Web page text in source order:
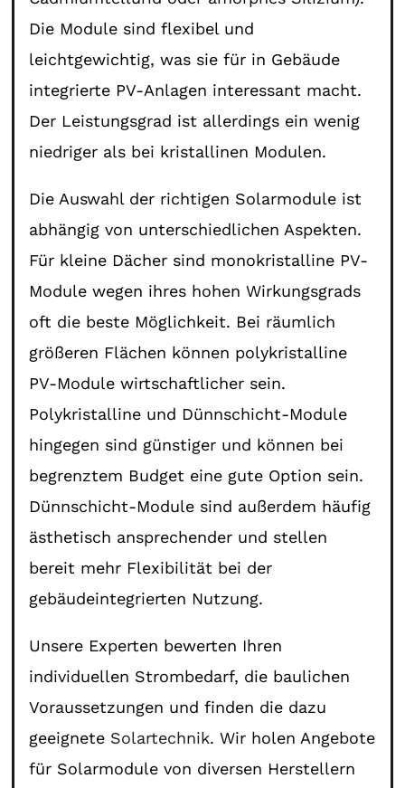
Die Module sind flexibel und
leichtgewichtig, was sie für in Gebäude
integrierte PV-Anlagen interessant macht.
Der Leistungsgrad ist allerdings ein wenig
niedriger als bei kristallinen Modulen.
Die Auswahl der richtigen Solarmodule ist
abhängig von unterschiedlichen Aspekten.
Für kleine Dächer sind monokristalline PV-
Module wegen ihres hohen Wirkungsgrads
oft die beste Möglichkeit. Bei räumlich
größeren Flächen können polykristalline
PV-Module wirtschaftlicher sein.
Polykristalline und Dünnschicht-Module
hingegen sind günstiger und können bei
begrenztem Budget eine gute Option sein.
Dünnschicht-Module sind außerdem häufig
ästhetisch ansprechender und stellen
bereit mehr Flexibilität bei der
gebäudeintegrierten Nutzung.
Unsere Experten bewerten Ihren
individuellen Strombedarf, die baulichen
Voraussetzungen und finden die dazu
geeignete Solartechnik. Wir holen Angebote
für Solarmodule von diversen Herstellern